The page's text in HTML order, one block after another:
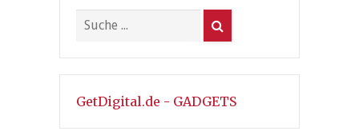
GetDigital.de - GADGETS